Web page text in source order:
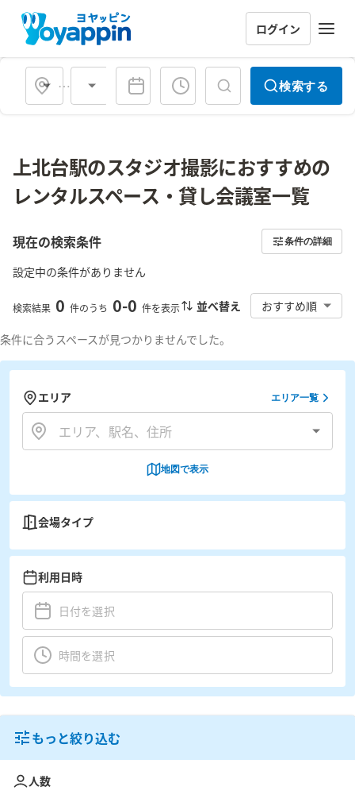
ログイン
会場タイプ 検索する
上北台駅のスタジオ撮影におすすめの
レンタルスペース・貸し会議室一覧
現在の検索条件 条件の詳細
設定中の条件がありません
検索結果 0 件のうち 0-0 件を表示 並べ替え おすすめ順
条件に合うスペースが見つかりませんでした。
エリア エリア一覧
地図で表示
会場タイプ
利用日時
もっと絞り込む
人数